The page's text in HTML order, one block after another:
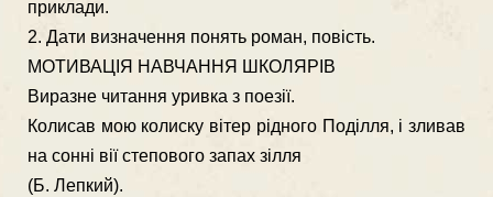
приклади.
2. Дати визначення понять роман, повість.
МОТИВАЦІЯ НАВЧАННЯ ШКОЛЯРІВ
Виразне читання уривка з поезії.
Колисав мою колиску вітер рідного Поділля, і зливав
на сонні вії степового запах зілля
(Б. Лепкий).